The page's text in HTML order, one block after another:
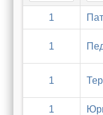
1
1
1
1